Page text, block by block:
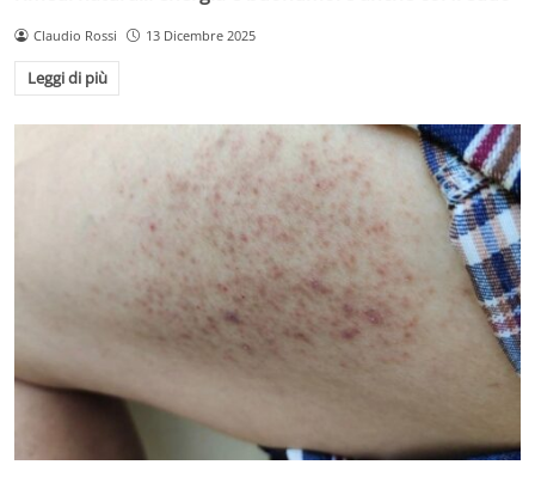
Claudio Rossi 13 Dicembre 2025
Leggi di più